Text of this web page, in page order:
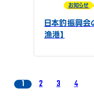
お知らせ
日本釣振興
漁港】
1 2 3 4